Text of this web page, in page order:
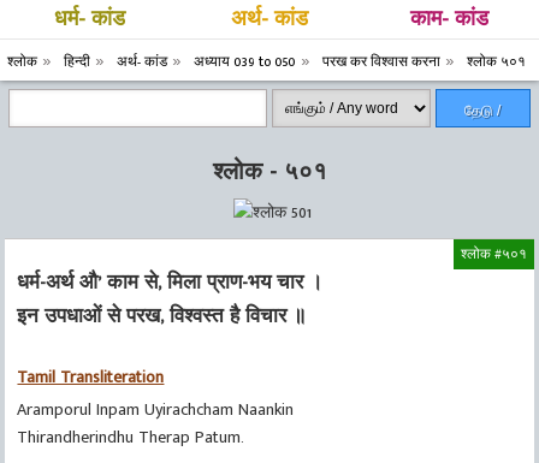
धर्म- कांड अर्थ- कांड काम- कांड
श्लोक हिन्दी अर्थ- कांड अध्याय 039 to 050 परख कर विश्वास करना श्लोक ५०१
தேடு /
श्लोक - ५०१
श्लोक #५०१
धर्म-अर्थ औ’ काम से, मिला प्राण-भय चार ।
इन उपधाओं से परख, विश्वस्त है विचार ॥
Tamil Transliteration
Aramporul Inpam Uyirachcham Naankin
Thirandherindhu Therap Patum.